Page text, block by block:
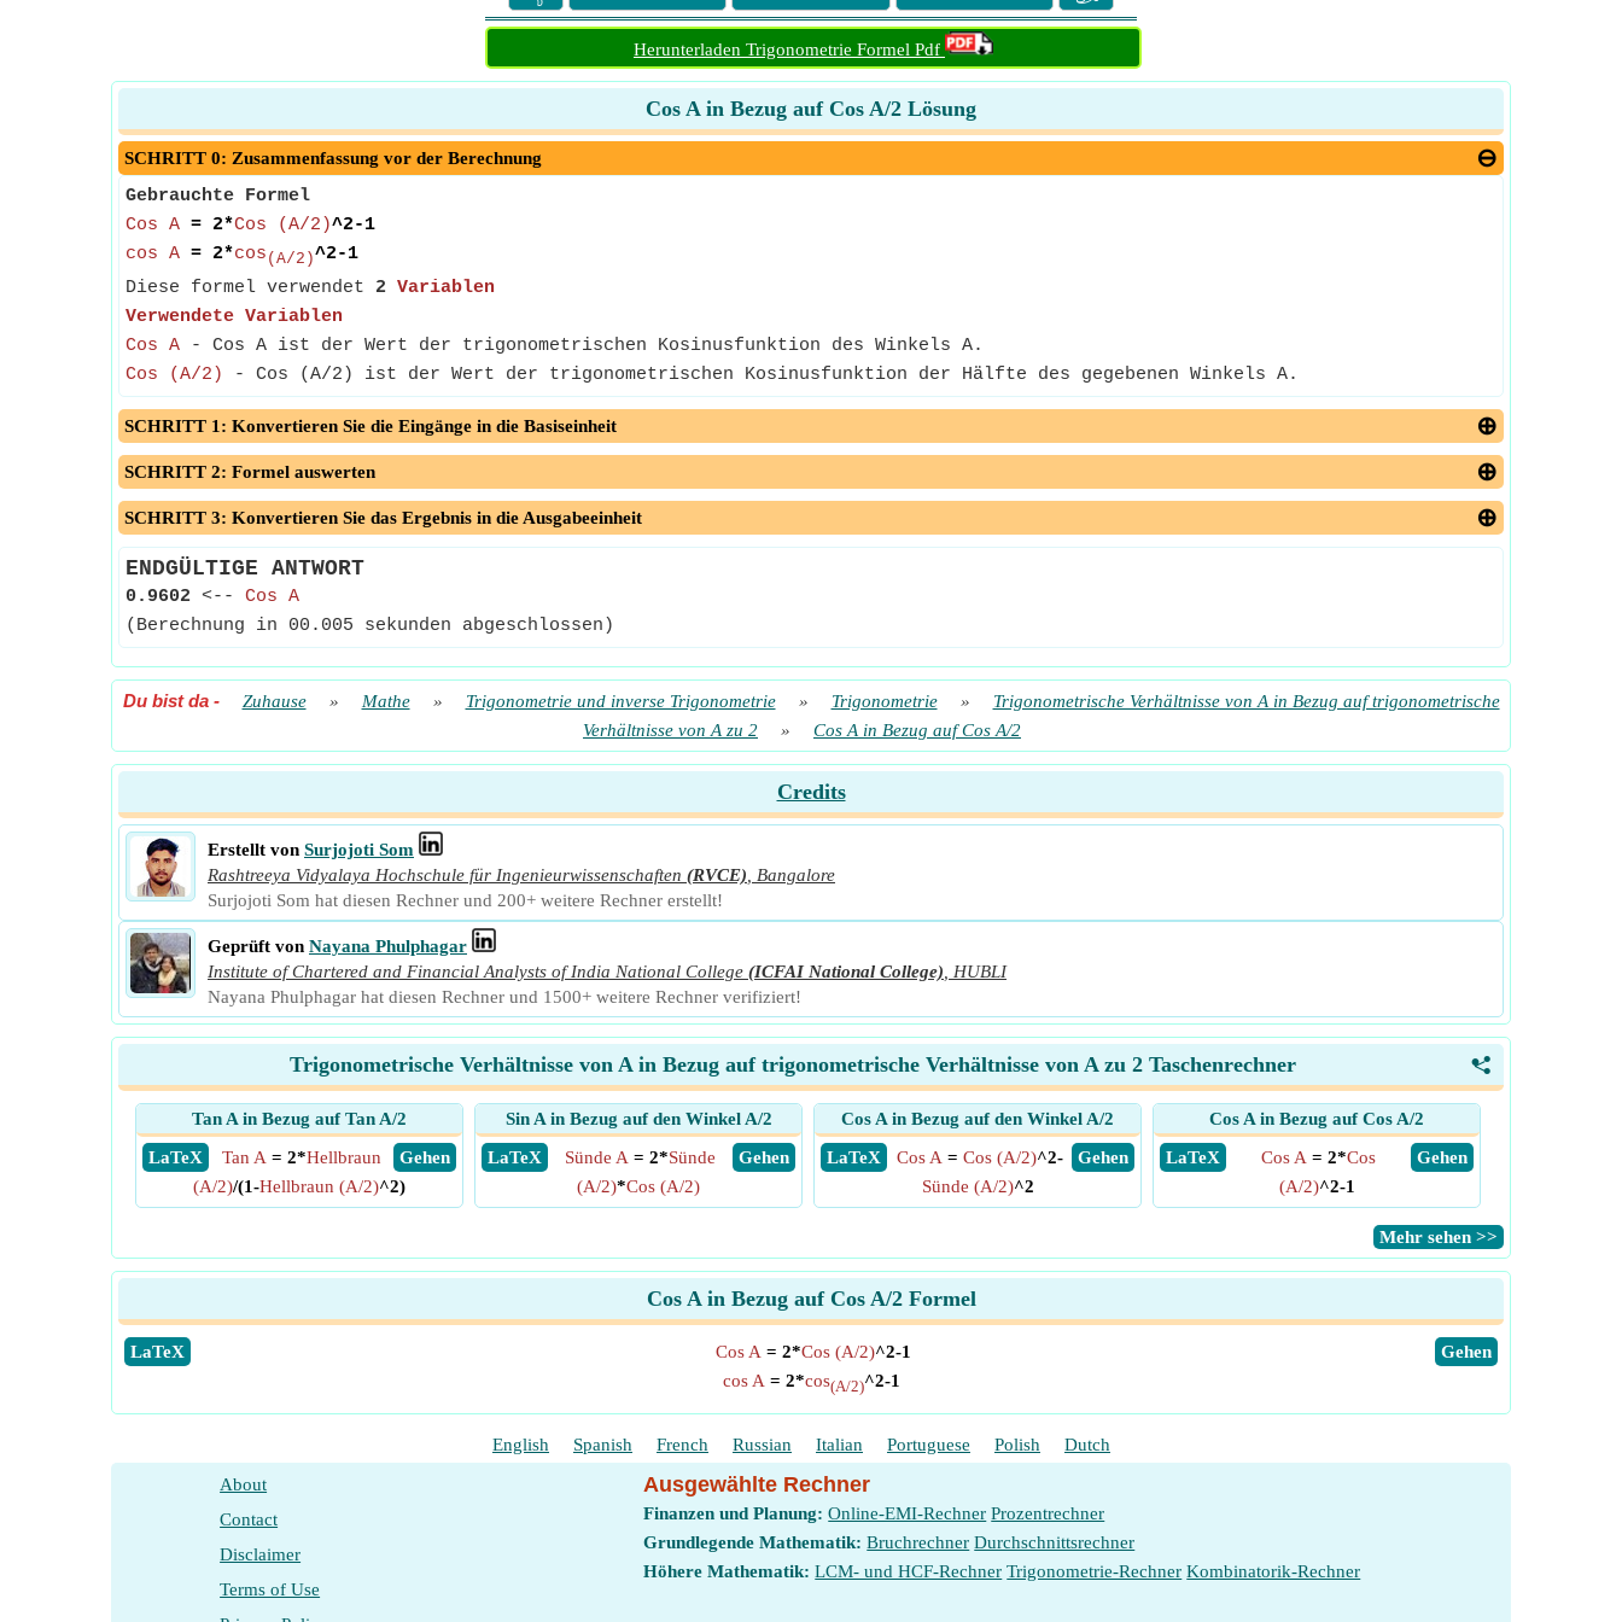
Herunterladen Trigonometrie Formel Pdf
Cos A in Bezug auf Cos A/2 Lösung
SCHRITT 0: Zusammenfassung vor der Berechnung
Gebrauchte Formel
Cos A = 2*Cos (A/2)^2-1
cos A = 2*cos (A/2)^2-1
Diese formel verwendet 2 Variablen
Verwendete Variablen
Cos A - Cos A ist der Wert der trigonometrischen Kosinusfunktion des Winkels A.
Cos (A/2)
- Cos (A/2) ist der Wert der trigonometrischen Kosinusfunktion der Hälfte des gegebenen Winkels A.
SCHRITT 1: Konvertieren Sie die Eingänge in die Basiseinheit
SCHRITT 2: Formel auswerten
SCHRITT 3: Konvertieren Sie das Ergebnis in die Ausgabeeinheit
ENDGÜLTIGE ANTWORT
0.9602 <-- Cos A
(Berechnung in 00.005 sekunden abgeschlossen)
Du bist da- Zuhause » Mathe » Trigonometrie und inverse Trigonometrie » Trigonometrie »
Trigonometrische Verhältnisse von A in Bezug auf trigonometrische
Verhältnisse von A zu 2
» Cos A in Bezug auf Cos A/2
Credits
Erstellt von Surjojoti Som
Rashtreeya Vidyalaya Hochschule für Ingenieurwissenschaften (RVCE)
Bangalore
Surjojoti Som hat diesen Rechner und 200+ weitere Rechner erstellt!
Geprüft von Nayana Phulphagar
Institute of Chartered and Financial Analysts of India National College (ICFAI National College)
HUBLI
Nayana Phulphagar hat diesen Rechner und 1500+ weitere Rechner verifiziert!
<
Trigonometrische Verhältnisse von A in Bezug auf trigonometrische Verhältnisse von A zu 2 Taschenrechner
Tan A in Bezug auf Tan A/2
​ LaTeX
​ Gehen
Tan A = 2*Hellbraun
(A/2)/(1-Hellbraun (A/2)^2)
Sin A in Bezug auf den Winkel A/2
​ LaTeX
​ Gehen
Sünde A = 2*Sünde
(A/2)*Cos (A/2)
Cos A in Bezug auf den Winkel A/2
​ LaTeX
​ Gehen
Cos A = Cos (A/2)^2-
Sünde (A/2)^2
Cos A in Bezug auf Cos A/2
​ LaTeX
​ Gehen
Cos A = 2*Cos
(A/2)^2-1
​Mehr sehen >>
Cos A in Bezug auf Cos A/2 Formel
​LaTeX ​Gehen
Cos A = 2*Cos (A/2)^2-1
cos A = 2*cos(A/2)^2-1
English Spanish French Russian Italian Portuguese Polish Dutch
About
Contact
Disclaimer
Terms of Use
Ausgewählte Rechner
Finanzen und Planung: Online-EMI-Rechner Prozentrechner
Grundlegende Mathematik: Bruchrechner Durchschnittsrechner
Höhere Mathematik: LCM- und HCF-Rechner Trigonometrie-Rechner Kombinatorik-Rechner